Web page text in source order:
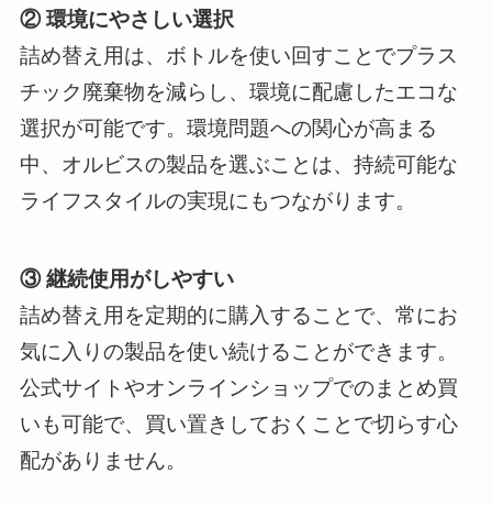
② 環境にやさしい選択
詰め替え用は、ボトルを使い回すことでプラス
チック廃棄物を減らし、環境に配慮したエコな
選択が可能です。環境問題への関心が高まる
中、オルビスの製品を選ぶことは、持続可能な
ライフスタイルの実現にもつながります。
③ 継続使用がしやすい
詰め替え用を定期的に購入することで、常にお
気に入りの製品を使い続けることができます。
公式サイトやオンラインショップでのまとめ買
いも可能で、買い置きしておくことで切らす心
配がありません。